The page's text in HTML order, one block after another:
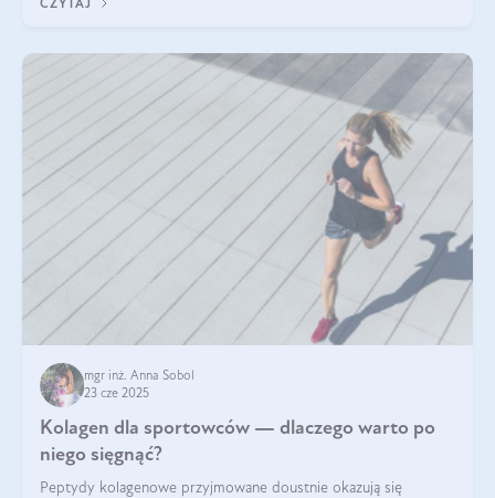
bardziej biodostępny
CZYTAJ
mgr inż. Anna Sobol
23 cze 2025
Kolagen dla sportowców — dlaczego warto po
niego sięgnąć?
Peptydy kolagenowe przyjmowane doustnie okazują się